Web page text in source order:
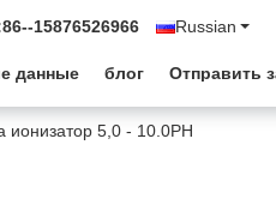
Russian
86--15876526966
данные блог Отправить
5,0 - 10.0PH